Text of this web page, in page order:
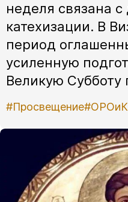
неделя связана
катехизации. В
период
усиленную
Великую Субботу
#Просвещение#ОРОиК